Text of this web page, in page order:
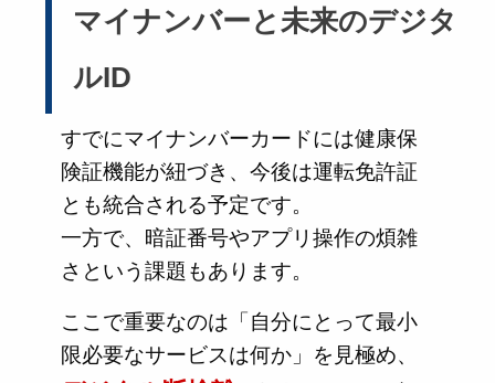
マイナンバーと未来のデジタ
ルID
すでにマイナンバーカードには健康保
険証機能が紐づき、今後は運転免許証
とも統合される予定です。
一方で、暗証番号やアプリ操作の煩雑
さという課題もあります。
ここで重要なのは「自分にとって最小
限必要なサービスは何か」を見極め、